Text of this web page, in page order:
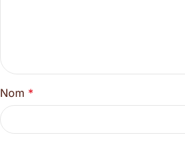
Nom *